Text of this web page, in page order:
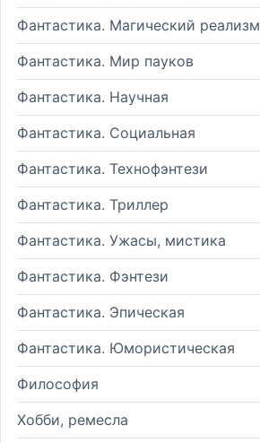
Фантастика. Магический реализм
Фантастика. Мир пауков
Фантастика. Научная
Фантастика. Социальная
Фантастика. Технофэнтези
Фантастика. Триллер
Фантастика. Ужасы, мистика
Фантастика. Фэнтези
Фантастика. Эпическая
Фантастика. Юмористическая
Философия
Хобби, ремесла